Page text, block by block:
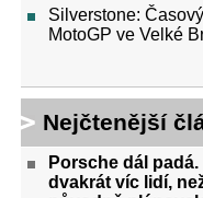
Silverstone:
MotoGP ve Velké
Nejčtenější
Porsche dál
dvakrát víc lidí,